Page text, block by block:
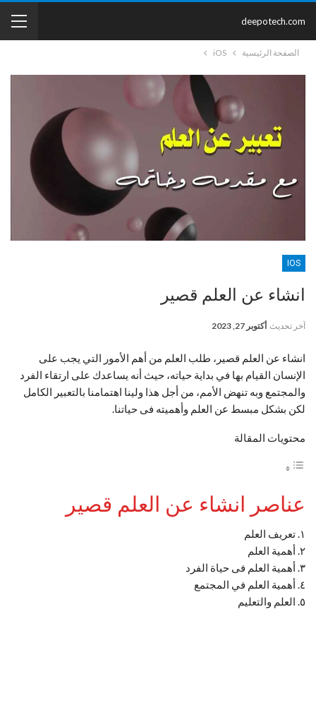
deepotech.com
الصفحة الرئيسية iOS
IOS
انشاء عن العلم قصير
آخر تحديث أكتوبر 27, 2023
انشاء عن العلم قصير، طلب العلم من أهم الأمور التي يجب على
الإنسان القيام بها في بداية حياته، حيث أنه يساعدك على ارتقاء الفرد
والمجتمع وبه تنهض الأمم، من أجل هذا ولينا اهتمامنا بالتعبير الكامل
لكن بشكل مبسط عن العلم وأهميته فى حياتنا.
محتويات المقالة
عناصر انشاء عن العلم قصير
١. تعريف العلم
٢. أهمية العلم
٣. أهمية العلم فى حياة الفرد
٤. أهمية العلم في المجتمع
٥. العلم والتعليم